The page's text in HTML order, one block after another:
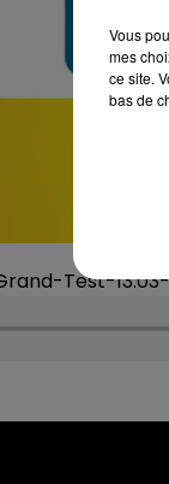
Test-
Vous
mes
ce site.
bas de